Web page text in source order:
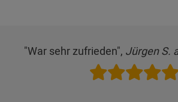
"War sehr zufrieden", Jürgen S.